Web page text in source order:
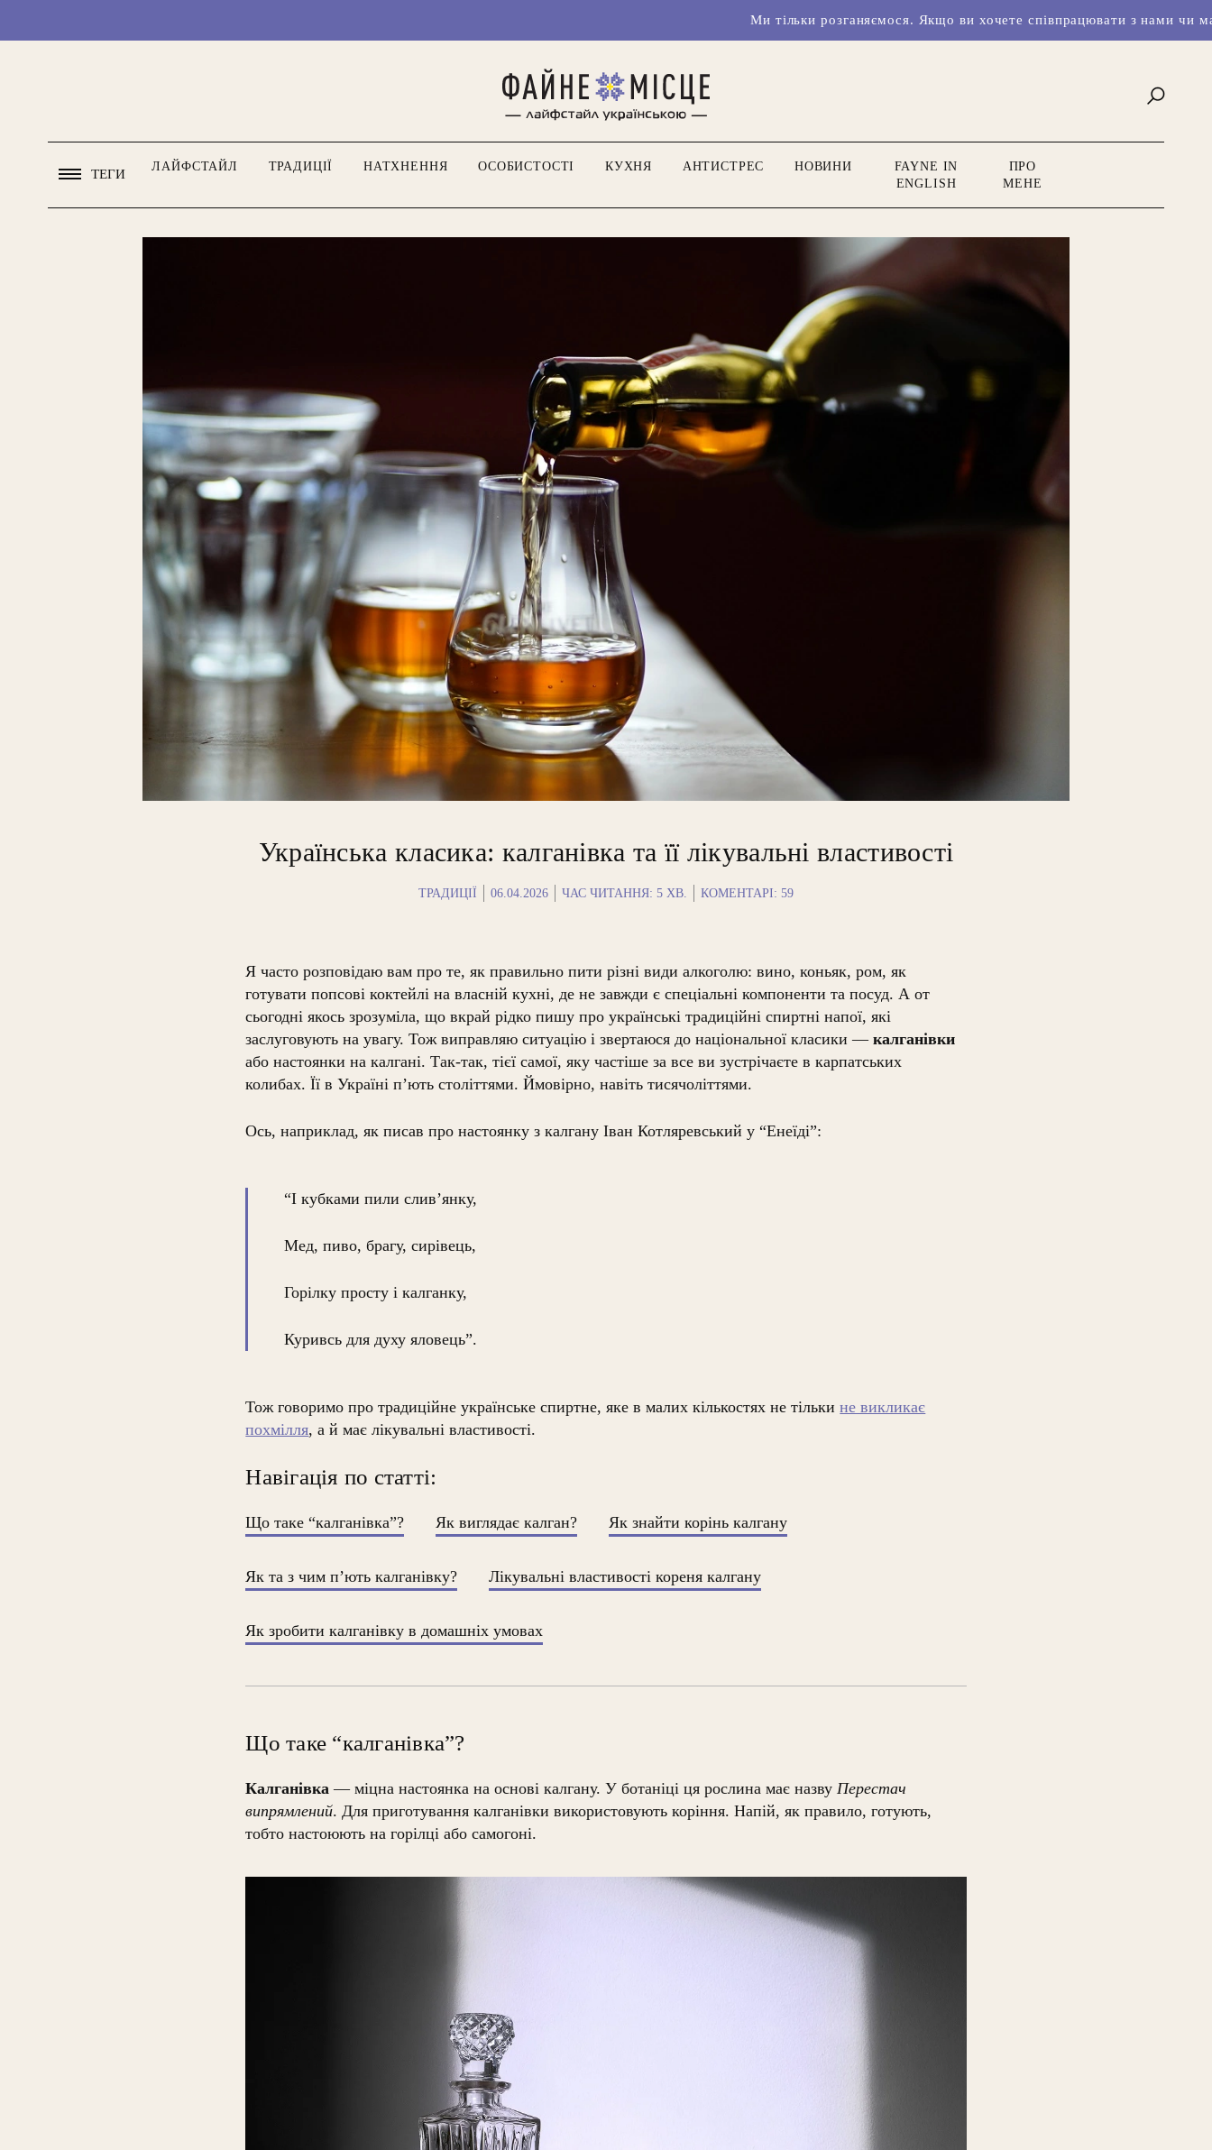
Ми тільки розганяємося. Якщо ви хочете співпрацювати з нами чи маєте класні
ТЕГИ
ЛАЙФСТАЙЛ ТРАДИЦІЇ НАТХНЕННЯ ОСОБИСТОСТІ КУХНЯ АНТИСТРЕС НОВИНИ
FAYNE IN
ENGLISH
ПРО
МЕНЕ
Українська класика: калганівка та її лікувальні властивості
ТРАДИЦІЇ 06.04.2026 ЧАС ЧИТАННЯ: 5 ХВ. КОМЕНТАРІ: 59
Я часто розповідаю вам про те, як правильно пити різні види алкоголю: вино, коньяк, ром, як
готувати попсові коктейлі на власній кухні, де не завжди є спеціальні компоненти та посуд. А от
сьогодні якось зрозуміла, що вкрай рідко пишу про українські традиційні спиртні напої, які
заслуговують на увагу. Тож виправляю ситуацію і звертаюся до національної класики —калганівки
або настоянки на калгані. Так-так, тієї самої, яку частіше за все ви зустрічаєте в карпатських
колибах. Її в Україні п’ють століттями. Ймовірно, навіть тисячоліттями.
Ось, наприклад, як писав про настоянку з калгану Іван Котляревський у “Енеїді”:
“І кубками пили слив’янку,
Мед, пиво, брагу, сирівець,
Горілку просту і калганку,
Куривсь для духу яловець”.
Тож говоримо про традиційне українське спиртне, яке в малих кількостях не тількине викликає
похмілля, а й має лікувальні властивості.
Навігація по статті:
Що таке “калганівка”? Як виглядає калган? Як знайти корінь калгану
Як та з чим п’ють калганівку? Лікувальні властивості кореня калгану
Як зробити калганівку в домашніх умовах
Що таке “калганівка”?
Калганівка — міцна настоянка на основі калгану. У ботаніці ця рослина має назвуПерестач
випрямлений. Для приготування калганівки використовують коріння. Напій, як правило, готують,
тобто настоюють на горілці або самогоні.